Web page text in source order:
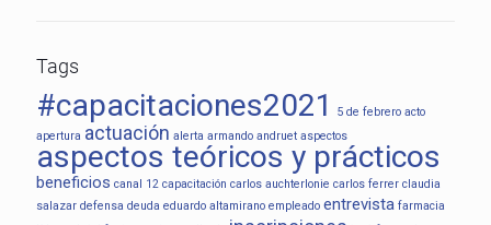
Tags
#capacitaciones2021 5 de febrero acto
apertura actuación alerta armando andruet aspectos
aspectos teóricos y prácticos
beneficios canal 12 capacitación carlos auchterlonie carlos ferrer claudia
salazar defensa deuda eduardo altamirano empleado entrevista farmacia